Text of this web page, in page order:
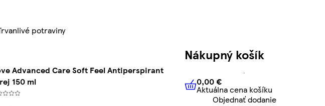
potraviny
Advanced Care Soft Feel Antiperspirant
150 ml
Nákupný košík
0,00 € Aktuálna cena košíku
0,00 €
Aktuálna cena košíku
Objednať dodanie